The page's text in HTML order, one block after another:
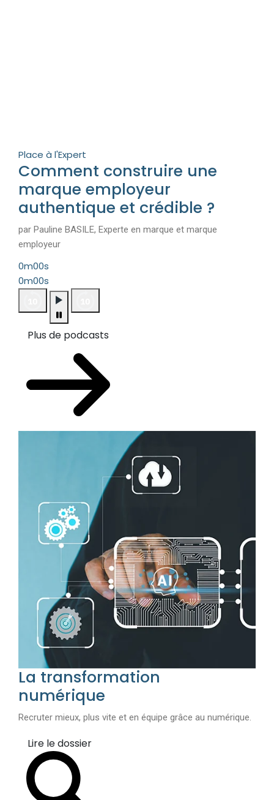
Place à l'Expert
Comment construire une
marque employeur
authentique et crédible ?
par Pauline BASILE, Experte en marque et marque
employeur
0m00s
0m00s
Plus de podcasts
La transformation
numérique
Recruter mieux, plus vite et en équipe grâce au numérique.
Lire le dossier